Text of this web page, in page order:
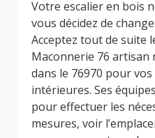
Votre escalier en bois
vous décidez de
Acceptez tout de suite
Maconnerie 76 artisan
dans le 76970 pour
intérieures. Ses
pour effectuer les
mesures, voir